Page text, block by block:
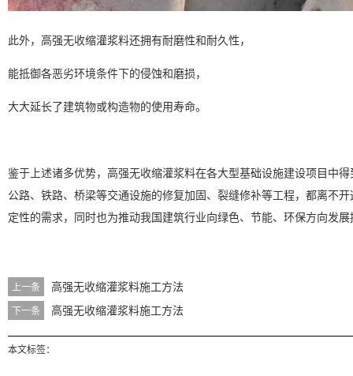
此外，高强无收缩灌浆料还拥有耐磨性和耐久性，
能抵御各恶劣环境条件下的侵蚀和磨损，
大大延长了建筑物或构造物的使用寿命。
鉴于上述诸多优势，高强无收缩灌浆料在各大型基础设施建设项目中
公路、铁路、桥梁等交通设施的修复加固、裂缝修补等工程，都离不
定性的需求，同时也为推动我国建筑行业向绿色、节能、环保方向发
上一条 高强无收缩灌浆料施工方法
下一条 高强无收缩灌浆料施工方法
本文标签：